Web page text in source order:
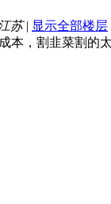
苏 | 显示全部楼层
本，割韭菜割的